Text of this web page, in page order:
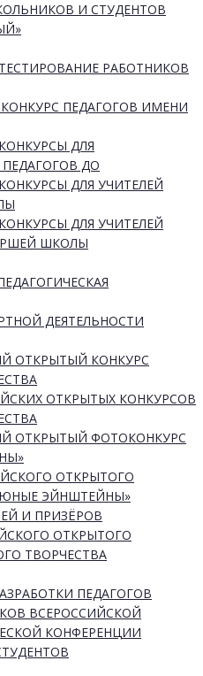
И СТУДЕНТОВ
РАБОТНИКОВ
ПЕДАГОГОВ ИМЕНИ
ДЛЯ
ДО
ДЛЯ УЧИТЕЛЕЙ
ДЛЯ УЧИТЕЛЕЙ
ШКОЛЫ
ДЕЯТЕЛЬНОСТИ
ОТКРЫТЫЙ КОНКУРС
ОТКРЫТЫХ КОНКУРСОВ
ОТКРЫТЫЙ ФОТОКОНКУРС
ОТКРЫТОГО
ЭЙНШТЕЙНЫ»
И ПРИЗЁРОВ
ОТКРЫТОГО
ТВОРЧЕСТВА
ПЕДАГОГОВ
ВСЕРОССИЙСКОЙ
КОНФЕРЕНЦИИ